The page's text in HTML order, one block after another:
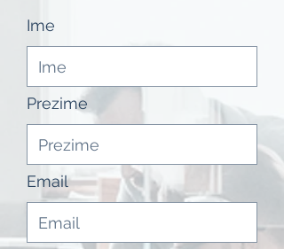
Ime
Prezime
Email